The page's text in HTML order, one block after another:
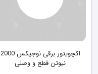
اکچویتور برقی نوجیکس 2000
نیوتن‌ قطع و وصلی